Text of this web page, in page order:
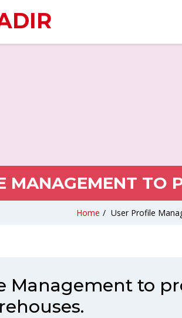
MANAGEMENT TO
Home / User Profile
Management to